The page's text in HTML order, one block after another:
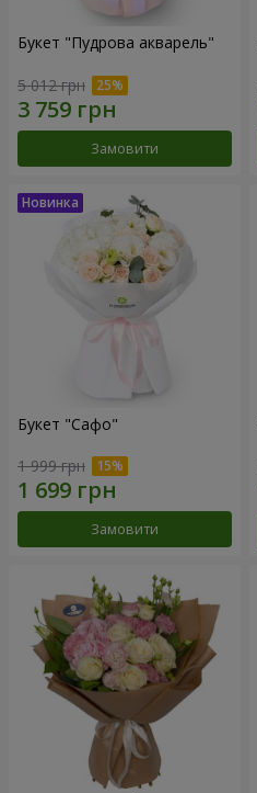
Букет "Пудрова акварель"
5 012 грн
Замовити
Букет "Сафо"
1 999 грн
Замовити